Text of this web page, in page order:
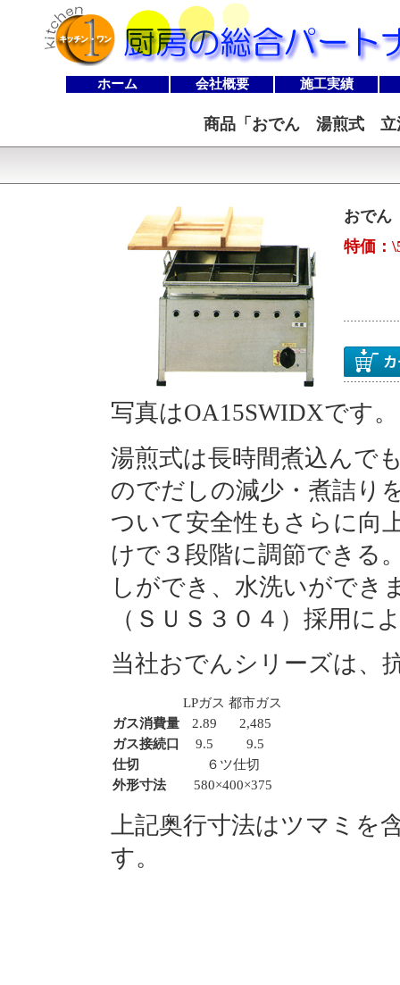
ホーム 会社概要 施工実績
商品「 おでん 湯煎式 立
おで
特価：
写真はOA15SWIDXです。
湯煎式は長時間煮込んで
のでだしの減少・煮詰り
ついて安全性もさらに向
けで３段階に調節できる
しができ、水洗いができ
（ＳＵＳ３０４）採用に
当社おでんシリーズは、
LPガス 都市ガス
ガス消費量
2.89
2,485
ガス接続口
9.5
9.5
仕切
６ツ仕切
外形寸法
580×400×375
上記奥行寸法はツマミを
す。